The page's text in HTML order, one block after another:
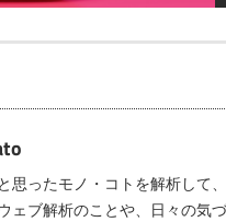
思ったモノ・コトを解析して
ェブ解析のことや、日々の気